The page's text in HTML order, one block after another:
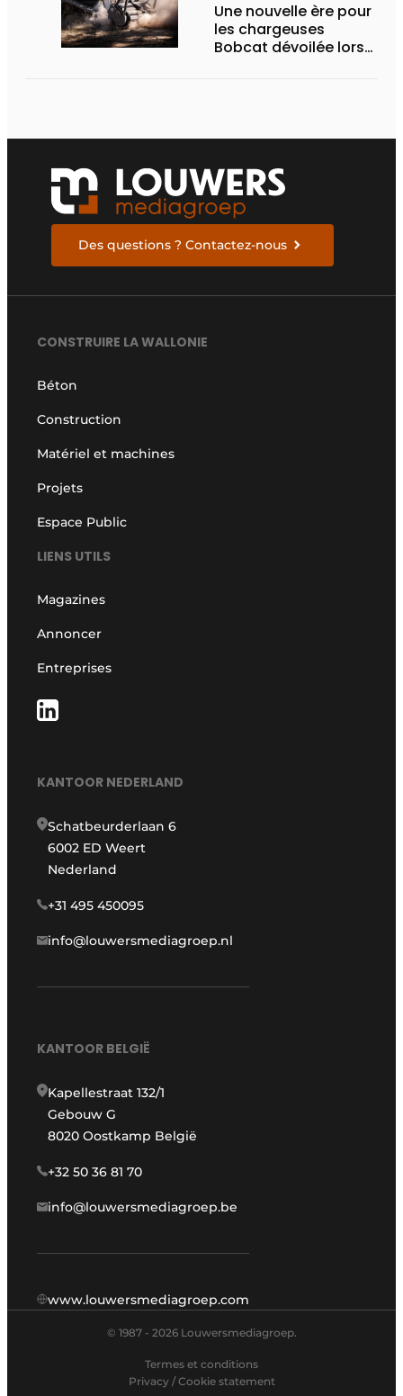
Une nouvelle ère pour
les chargeuses
Bobcat dévoilée lors
Des questions ? Contactez-nous
CONSTRUIRE LA WALLONIE
Béton
Construction
Matériel et machines
Projets
Espace Public
LIENS UTILS
Magazines
Annoncer
Entreprises
KANTOOR NEDERLAND
Schatbeurderlaan 6
6002 ED Weert
Nederland
+31 495 450095
info@louwersmediagroep.nl
KANTOOR BELGIË
Kapellestraat 132/1
Gebouw G
8020 Oostkamp België
+32 50 36 81 70
info@louwersmediagroep.be
www.louwersmediagroep.com
© 1987 - 2026 Louwersmediagroep.
Termes et conditions
Privacy / Cookie statement